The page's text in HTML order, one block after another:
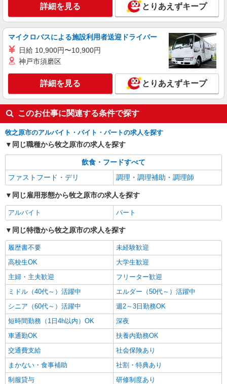
詳細を見る とりあえずキープ
マイクロバスによる施設利用者送迎ドライバー
日給 10,900円〜10,900円
神戸市須磨区
詳細を見る とりあえずキープ
このお仕事に関連する条件で探す
牧之原市のアルバイト・バイト・パートの求人を探す
同じ職種から牧之原市の求人を探す
飲食・フードすべて
ファストフード・デリ
調理・調理補助・調理師
同じ雇用形態から牧之原市の求人を探す
アルバイト パート
同じ特徴から牧之原市の求人を探す
履歴書不要
未経験歓迎
高校生OK
大学生歓迎
主婦・主夫歓迎
フリーター歓迎
ミドル（40代～）活躍中
エルダー（50代～）活躍中
シニア（60代～）活躍中
週2～3日勤務OK
短時間勤務（1日4h以内）OK
深夜
車通勤OK
扶養内勤務OK
交通費支給
社会保険あり
まかない・食事補助
社割・特典あり
制服貸与
研修制度あり